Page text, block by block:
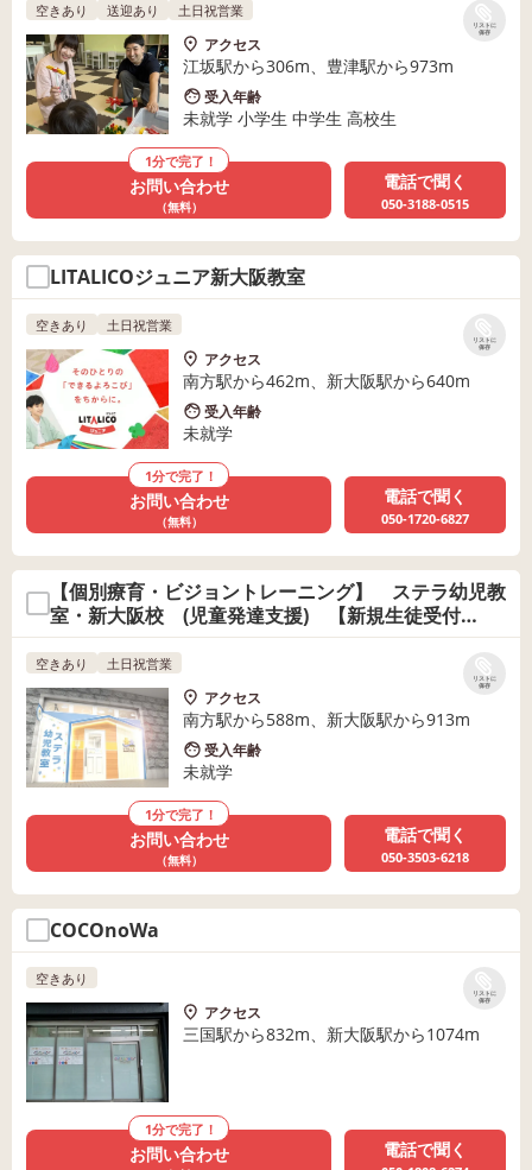
リストに
保存
空きあり 送迎あり 土日祝営業
アクセス
江坂駅から306m、豊津駅から973m
受入年齢
未就学 小学生 中学生 高校生
1分で完了！
お問い合わせ
（無料）
電話で聞く
050-3188-0515
LITALICOジュニア新大阪教室
リストに
保存
空きあり 土日祝営業
アクセス
南方駅から462m、新大阪駅から640m
受入年齢
未就学
1分で完了！
お問い合わせ
（無料）
電話で聞く
050-1720-6827
【個別療育・ビジョントレーニング】 ステラ幼児教
室・新大阪校 (児童発達支援) 【新規生徒受付
中！】
リストに
保存
空きあり 土日祝営業
アクセス
南方駅から588m、新大阪駅から913m
受入年齢
未就学
1分で完了！
お問い合わせ
（無料）
電話で聞く
050-3503-6218
COCOnoWa
リストに
保存
空きあり
アクセス
三国駅から832m、新大阪駅から1074m
1分で完了！
お問い合わせ 電話で聞く